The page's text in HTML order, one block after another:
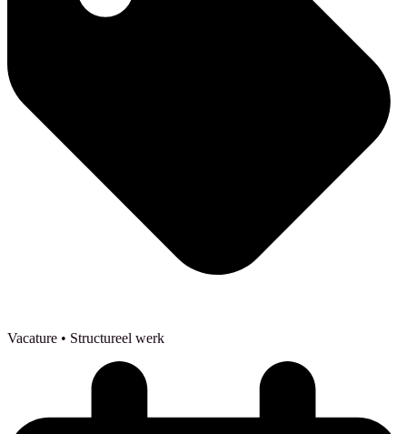
Vacature • Structureel werk